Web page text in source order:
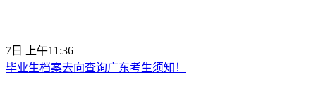
7日 上午11:36
毕业生档案去向查询广东考生须知！